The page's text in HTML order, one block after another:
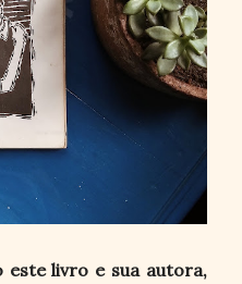
livro e sua autora,